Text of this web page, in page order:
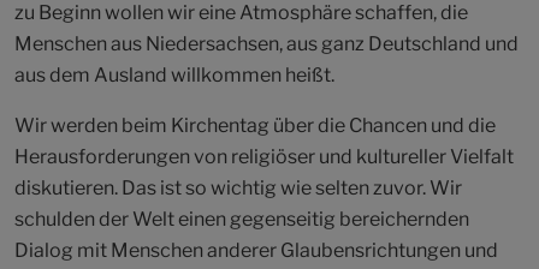
zu Beginn wollen wir eine Atmosphäre schaffen, die
Menschen aus Niedersachsen, aus ganz Deutschland und
aus dem Ausland willkommen heißt.
Wir werden beim Kirchentag über die Chancen und die
Herausforderungen von religiöser und kultureller Vielfalt
diskutieren. Das ist so wichtig wie selten zuvor. Wir
schulden der Welt einen gegenseitig bereichernden
Dialog mit Menschen anderer Glaubensrichtungen und